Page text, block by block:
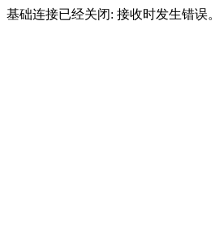
基础连接已经关闭: 接收时发生错误。